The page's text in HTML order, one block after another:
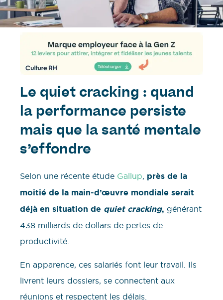
Le quiet cracking : quand
la performance persiste
mais que la santé mentale
s’effondre
Selon une récente étude Gallup, près de la
moitié de la main-d’œuvre mondiale serait
déjà en situation de quiet cracking, générant
438 milliards de dollars de pertes de
productivité.
En apparence, ces salariés font leur travail. Ils
livrent leurs dossiers, se connectent aux
réunions et respectent les délais.